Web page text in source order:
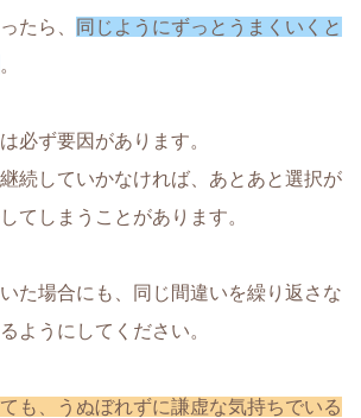
たら、
同じようにずっとうまくいくと
。
必ず要因があります。
続していかなければ、あとあと選択が
てしまうことがあります。
た場合にも、同じ間違いを繰り返さな
ようにしてください。
も、うぬぼれずに謙虚な気持ちでいる